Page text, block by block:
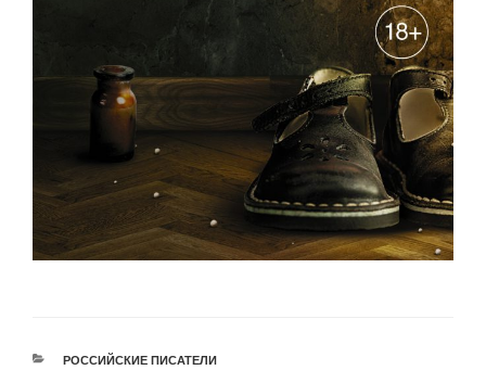
РУБРИКИ
РОССИЙСКИЕ ПИСАТЕЛИ